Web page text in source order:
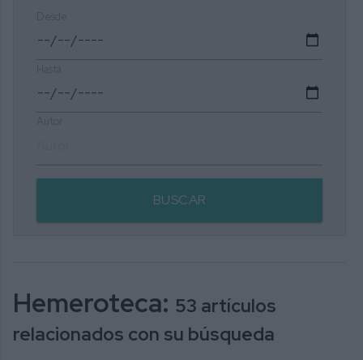
BUSCAR
Hemeroteca: 53 artículos
relacionados con su búsqueda